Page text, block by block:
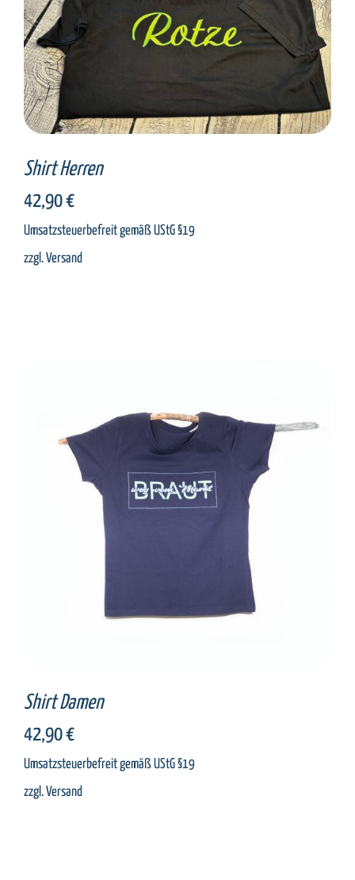
SELECT OPTIONS / DETAILS
Shirt Herren
42,90€
Umsatzsteuerbefreit gemäß UStG §19
zzgl.Versand
Shirt Damen
42,90€
Umsatzsteuerbefreit gemäß UStG §19
zzgl.Versand